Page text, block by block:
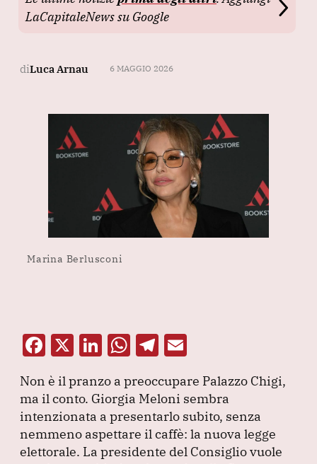
LaCapitaleNews su Google
diLuca Arnau 6 MAGGIO 2026
Marina Berlusconi
F
a
c
e
b
o
X Li
k
e
dI
n
W
at
s
A
p
T
e
gr
a
m
ai
l
Non è il pranzo a preoccupare Palazzo Chigi,
ma il conto. Giorgia Meloni sembra
intenzionata a presentarlo subito, senza
nemmeno aspettare il caffè: la nuova legge
elettorale. La presidente del Consiglio vuole